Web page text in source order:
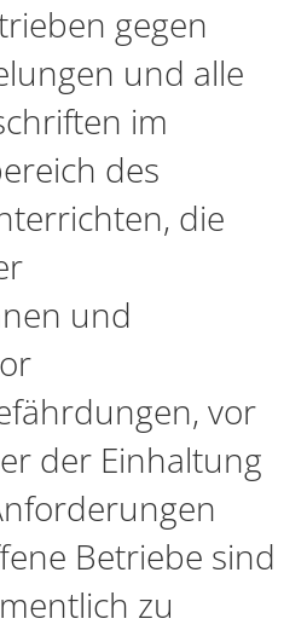
gegen
und alle
im
des
die
und
vor
der Einhaltung
Betriebe sind
zu